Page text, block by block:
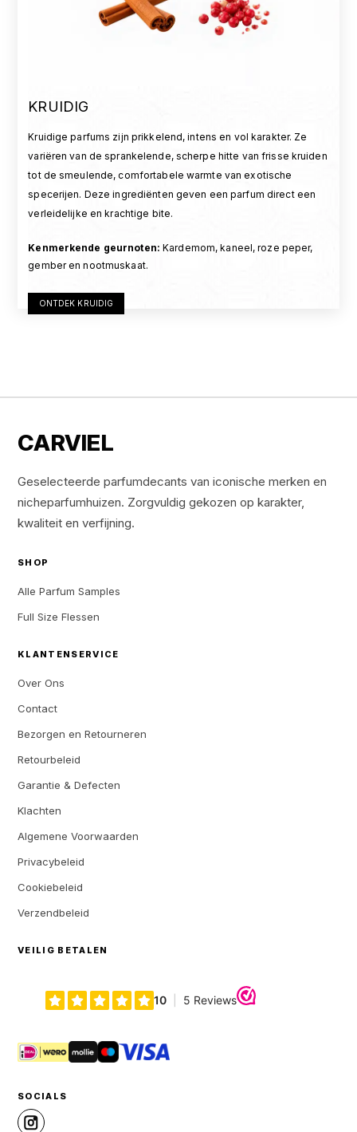
KRUIDIG
Kruidige parfums zijn prikkelend, intens en vol karakter. Ze
variëren van de sprankelende, scherpe hitte van frisse kruiden
tot de smeulende, comfortabele warmte van exotische
specerijen. Deze ingrediënten geven een parfum direct een
verleidelijke en krachtige bite.
Kenmerkende geurnoten: Kardemom, kaneel, roze peper,
gember en nootmuskaat.
ONTDEK KRUIDIG
CARVIEL
Geselecteerde parfumdecants van iconische merken en
nicheparfumhuizen. Zorgvuldig gekozen op karakter,
kwaliteit en verfijning.
SHOP
Alle Parfum Samples
Full Size Flessen
KLANTENSERVICE
Over Ons
Contact
Bezorgen en Retourneren
Retourbeleid
Garantie & Defecten
Klachten
Algemene Voorwaarden
Privacybeleid
Cookiebeleid
Verzendbeleid
VEILIG BETALEN